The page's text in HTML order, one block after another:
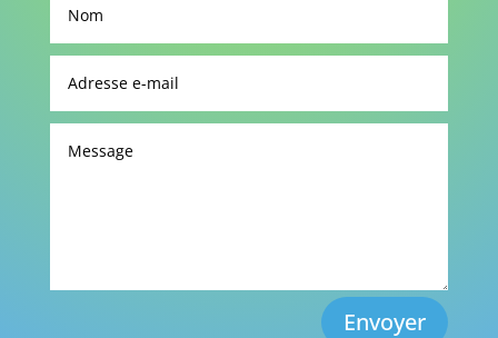
Envoyer